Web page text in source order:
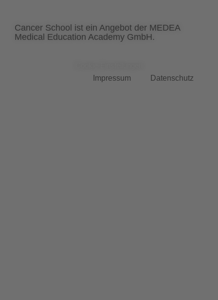
Cancer School ist ein Angebot der MEDEA
Medical Education Academy GmbH.
Impressum
Datenschutz